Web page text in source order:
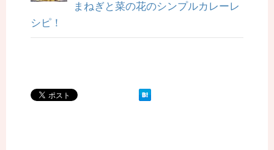
まねぎと菜の花のシンプルカレーレ
シピ！